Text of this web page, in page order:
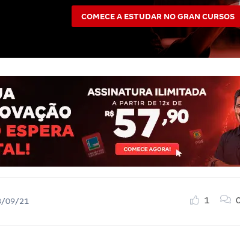
COMECE A ESTUDAR NO GRAN CURSOS
09/21
1